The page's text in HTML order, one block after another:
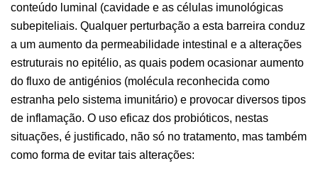
conteúdo luminal (cavidade e as células imunológicas
subepiteliais. Qualquer perturbação a esta barreira conduz
a um aumento da permeabilidade intestinal e a alterações
estruturais no epitélio, as quais podem ocasionar aumento
do fluxo de antigénios (molécula reconhecida como
estranha pelo sistema imunitário) e provocar diversos tipos
de inflamação. O uso eficaz dos probióticos, nestas
situações, é justificado, não só no tratamento, mas também
como forma de evitar tais alterações: